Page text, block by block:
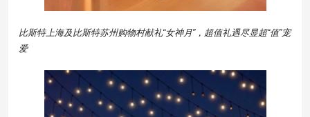
比斯特上海及比斯特苏州购物村献礼“女神月”，超值礼遇尽显超“值”宠
爱